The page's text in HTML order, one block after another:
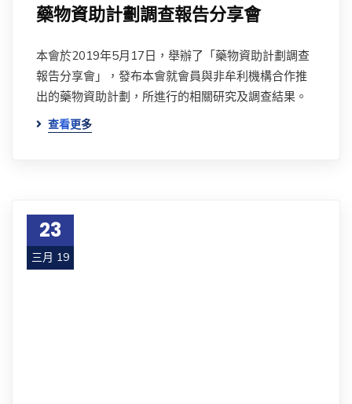
藥物資助計劃調查報告分享會
本會於2019年5月17日，舉辦了「藥物資助計劃調查
報告分享會」，發布本會就會員與非牟利機構合作推
出的藥物資助計劃，所進行的相關研究及調查結果。
查看更多
23
三月 19